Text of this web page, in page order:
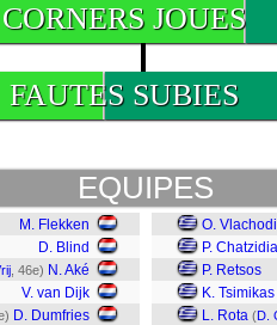
CORNERS JOUES
FAUTES SUBIES
EQUIPES
M. Flekken
D. Blind
, 46e) N. Aké
V. van Dijk
D. Dumfries
O.
P.
P. Retsos
K. Tsimikas
L. Rota (D.